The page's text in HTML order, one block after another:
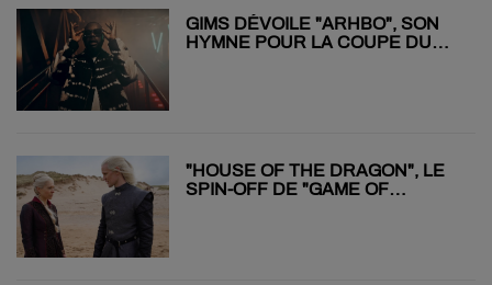
GIMS DÉVOILE "ARHBO", SON
HYMNE POUR LA COUPE DU
"HOUSE OF THE DRAGON", LE
SPIN-OFF DE "GAME OF